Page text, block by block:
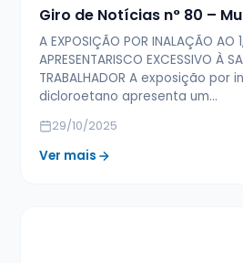
Giro de Notícias n° 80 –
A EXPOSIÇÃO POR INALAÇÃO AO
APRESENTARISCO EXCESSIVO À
TRABALHADOR A exposição por
dicloroetano apresenta um…
29/10/2025
Ver mais